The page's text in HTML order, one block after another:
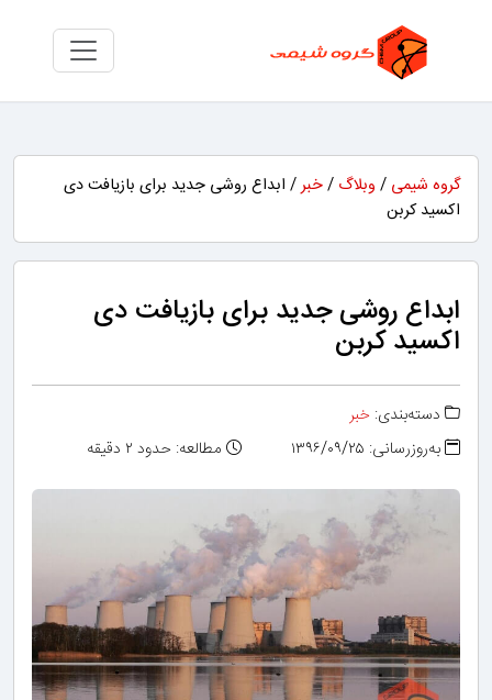
گروه شیمی / وبلاگ /خبر/ ابداع روشی جدید برای بازیافت دی
اکسید کربن
ابداع روشی جدید برای بازیافت دی
اکسید کربن
دسته‌بندی: خبر
به‌روزرسانی: ۱۳۹۶/۰۹/۲۵
مطالعه: حدود ۲ دقیقه